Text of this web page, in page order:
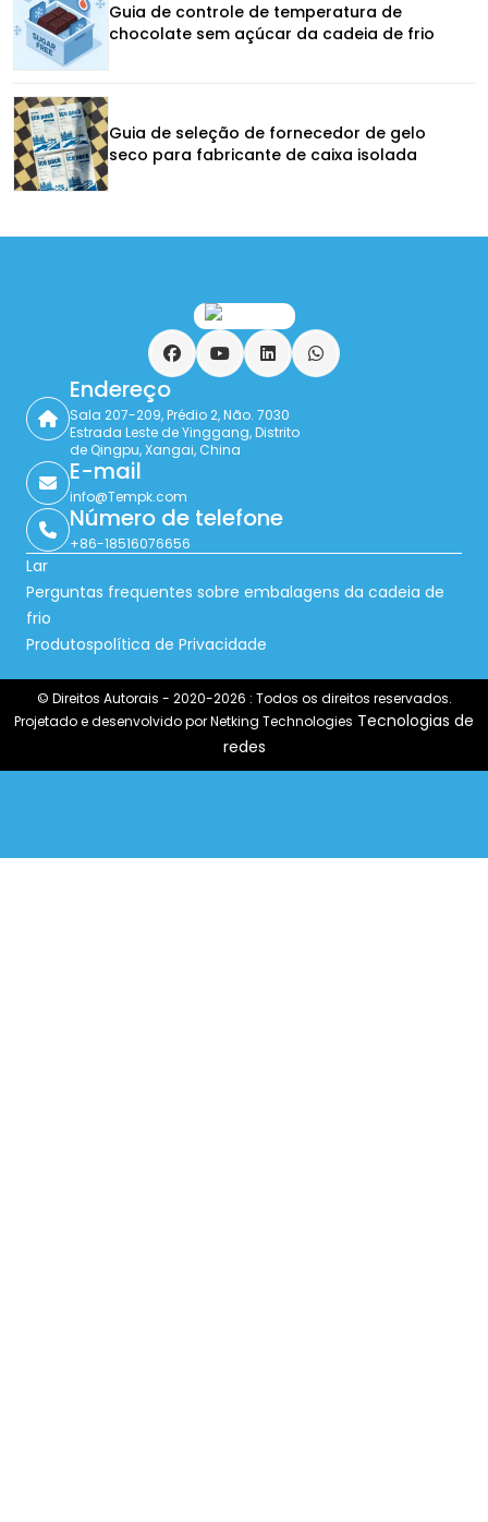
Guia de controle de temperatura de
chocolate sem açúcar da cadeia de frio
Guia de seleção de fornecedor de gelo
seco para fabricante de caixa isolada
FacebookYouTubeLinkedInWhatsApp
Endereço
Sala 207-209, Prédio 2, Não. 7030
Estrada Leste de Yinggang, Distrito
de Qingpu, Xangai, China
E-mail
info@Tempk.com
Número de telefone
+86-18516076656
Lar
Perguntas frequentes sobre embalagens da cadeia de
frio
Produtospolítica de Privacidade
© Direitos Autorais - 2020-2026 : Todos os direitos reservados.
Projetado e desenvolvido por Netking Technologies Tecnologias de
redes